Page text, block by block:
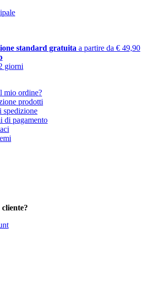
standard gratuita a partire da € 49,90
giorni
mio ordine?
prodotti
spedizione
di pagamento